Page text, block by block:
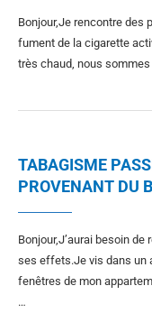
Bonjour,Je rencontre des
fument de la cigarette
très chaud, nous
TABAGISME
PROVENANT DU
Bonjour,J’aurai besoin
ses effets.Je vis dans un
fenêtres de mon
…